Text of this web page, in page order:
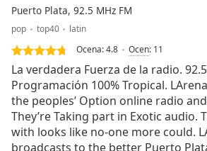
Loaded:
0.00%
Stream
Type
LIVE
Seek to
live,
currently
behind
live LIVE
Remaining
Puerto Plata, 92.5 MHz FM
pop top40
latin
Ocena:4.8 Ocen: 11
La verdadera Fuerza de la radio.
Programación 100% Tropical.
the peoples’ Option online radio
They’re Taking part in Exotic audio.
with looks like no-one more could.
broadcasts to the better Puerto